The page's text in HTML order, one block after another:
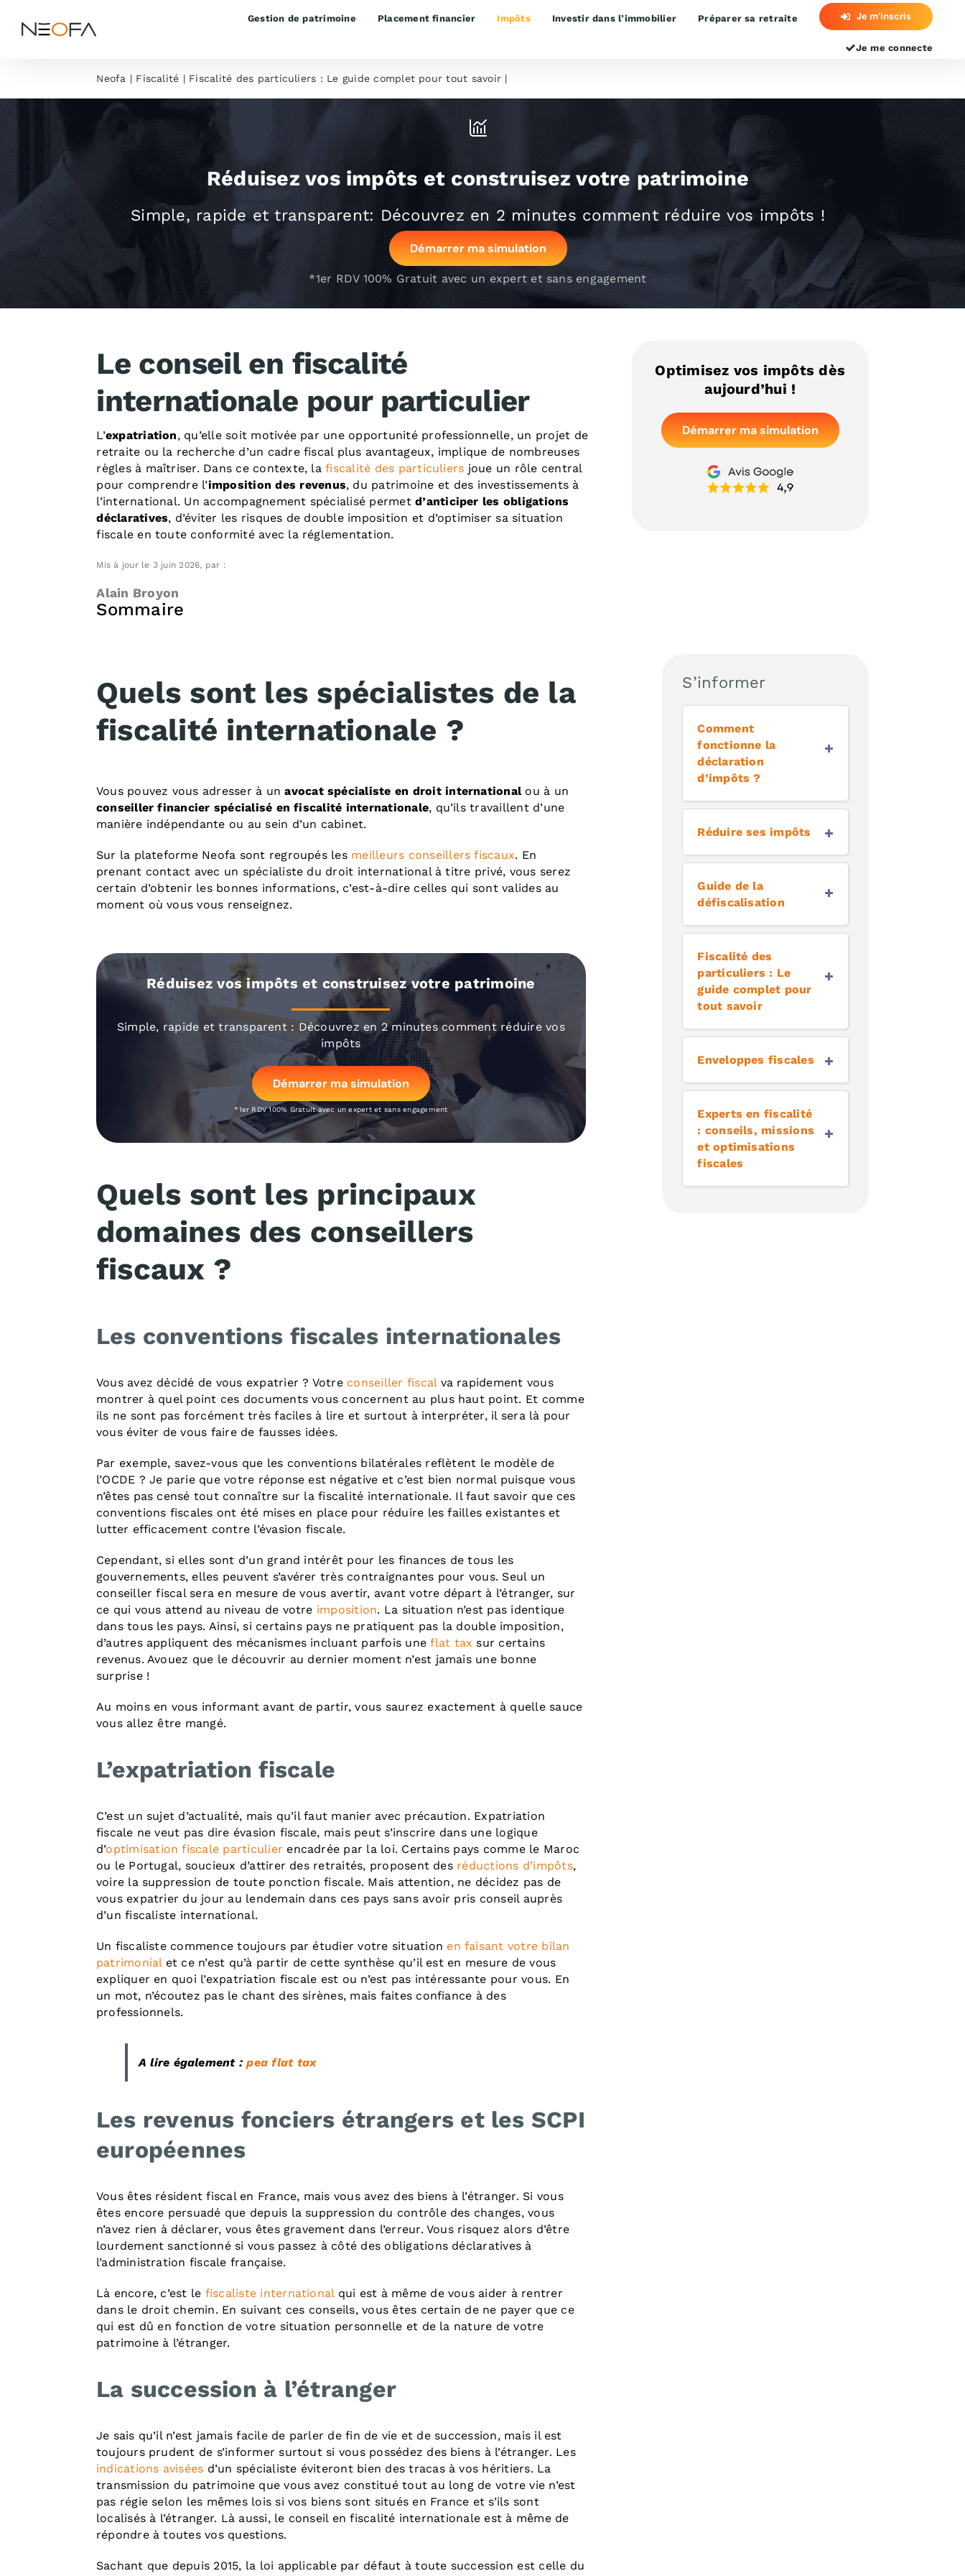
contenu
Gestion de patrimoine Placement financier Impôts Investir dans l’immobilier Préparer sa retraite Je m’inscris
Je me connecte
Neofa | Fiscalité | Fiscalité des particuliers : Le guide complet pour tout savoir |
Réduisez vos impôts et construisez votre patrimoine
Simple, rapide et transparent: Découvrez en ‍2 minutes comment réduire vos impôts !
Démarrer ma simulation
*1er RDV 100% Gratuit avec un expert et sans engagement
Le conseil en fiscalité
internationale pour particulier
L’expatriation, qu’elle soit motivée par une opportunité professionnelle, un projet de
retraite ou la recherche d’un cadre fiscal plus avantageux, implique de nombreuses
règles à maîtriser. Dans ce contexte, lafiscalité des particuliers joue un rôle central
pour comprendre l’imposition des revenus, du patrimoine et des investissements à
l’international. Un accompagnement spécialisé permetd’anticiper les obligations
déclaratives, d’éviter les risques de double imposition et d’optimiser sa situation
fiscale en toute conformité avec la réglementation.
Mis à jour le 3 juin 2026, par :
Alain Broyon
Sommaire
Optimisez vos impôts dès
aujourd’hui !
Démarrer ma simulation
Quels sont les spécialistes de la
fiscalité internationale ?
Vous pouvez vous adresser à unavocat spécialiste en droit internationalou à un
conseiller financier spécialisé en fiscalité internationale, qu’ils travaillent d’une
manière indépendante ou au sein d’un cabinet.
Sur la plateforme Neofa sont regroupés les meilleurs conseillers fiscaux. En
prenant contact avec un spécialiste du droit international à titre privé, vous serez
certain d’obtenir les bonnes informations, c’est-à-dire celles qui sont valides au
moment où vous vous renseignez.
Réduisez vos impôts et construisez votre patrimoine
Simple, rapide et transparent : Découvrez en ‍2 minutes comment réduire vos
impôts
Démarrer ma simulation
*1er RDV 100% Gratuit avec un expert et sans engagement
Quels sont les principaux
domaines des conseillers
fiscaux ?
Les conventions fiscales internationales
Vous avez décidé de vous expatrier ? Votre conseiller fiscalva rapidement vous
montrer à quel point ces documents vous concernent au plus haut point. Et comme
ils ne sont pas forcément très faciles à lire et surtout à interpréter, il sera là pour
vous éviter de vous faire de fausses idées.
Par exemple, savez-vous que les conventions bilatérales reflètent le modèle de
l’OCDE ? Je parie que votre réponse est négative et c’est bien normal puisque vous
n’êtes pas censé tout connaître sur la fiscalité internationale. Il faut savoir que ces
conventions fiscales ont été mises en place pour réduire les failles existantes et
lutter efficacement contre l’évasion fiscale.
Cependant, si elles sont d’un grand intérêt pour les finances de tous les
gouvernements, elles peuvent s’avérer très contraignantes pour vous. Seul un
conseiller fiscal sera en mesure de vous avertir, avant votre départ à l’étranger, sur
ce qui vous attend au niveau de votre imposition. La situation n’est pas identique
dans tous les pays. Ainsi, si certains pays ne pratiquent pas la double imposition,
d’autres appliquent des mécanismes incluant parfois uneflat tax sur certains
revenus. Avouez que le découvrir au dernier moment n’est jamais une bonne
surprise !
Au moins en vous informant avant de partir, vous saurez exactement à quelle sauce
vous allez être mangé.
L’expatriation fiscale
C’est un sujet d’actualité, mais qu’il faut manier avec précaution. Expatriation
fiscale ne veut pas dire évasion fiscale, mais peut s’inscrire dans une logique
d’optimisation fiscale particulier encadrée par la loi. Certains pays comme le Maroc
ou le Portugal, soucieux d’attirer des retraités, proposent des réductions d’impôts,
voire la suppression de toute ponction fiscale. Mais attention, ne décidez pas de
vous expatrier du jour au lendemain dans ces pays sans avoir pris conseil auprès
d’un fiscaliste international.
Un fiscaliste commence toujours par étudier votre situation en faisant votre bilan
patrimonialet ce n’est qu’à partir de cette synthèse qu’il est en mesure de vous
expliquer en quoi l’expatriation fiscale est ou n’est pas intéressante pour vous. En
un mot, n’écoutez pas le chant des sirènes, mais faites confiance à des
professionnels.
A lire également :pea flat tax
Les revenus fonciers étrangers et les SCPI
européennes
Vous êtes résident fiscal en France, mais vous avez des biens à l’étranger. Si vous
êtes encore persuadé que depuis la suppression du contrôle des changes, vous
n’avez rien à déclarer, vous êtes gravement dans l’erreur. Vous risquez alors d’être
lourdement sanctionné si vous passez à côté des obligations déclaratives à
l’administration fiscale française.
Là encore, c’est le fiscaliste internationalqui est à même de vous aider à rentrer
dans le droit chemin. En suivant ces conseils, vous êtes certain de ne payer que ce
qui est dû en fonction de votre situation personnelle et de la nature de votre
patrimoine à l’étranger.
La succession à l’étranger
Je sais qu’il n’est jamais facile de parler de fin de vie et de succession, mais il est
toujours prudent de s’informer surtout si vous possédez des biens à l’étranger. Les
indications avisées d’un spécialiste éviteront bien des tracas à vos héritiers. La
transmission du patrimoine que vous avez constitué tout au long de votre vie n’est
pas régie selon les mêmes lois si vos biens sont situés en France et s’ils sont
localisés à l’étranger. Là aussi, le conseil en fiscalité internationale est à même de
répondre à toutes vos questions.
Sachant que depuis 2015, la loi applicable par défaut à toute succession est celle du
S’informer
Comment
fonctionne la
déclaration
d’impôts ?
Réduire ses impôts
Guide de la
défiscalisation
Fiscalité des
particuliers : Le
guide complet pour
tout savoir
Enveloppes fiscales
Experts en fiscalité
: conseils, missions
et optimisations
fiscales